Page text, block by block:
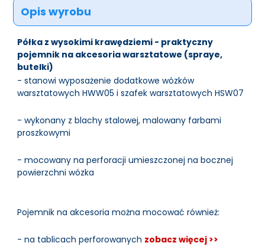
Opis wyrobu
Półka z wysokimi krawędziemi - praktyczny
pojemnik na akcesoria warsztatowe (spraye,
butelki)
- stanowi wyposażenie dodatkowe wózków
warsztatowych HWW05 i szafek warsztatowych HSW07
- wykonany z blachy stalowej, malowany farbami
proszkowymi
- mocowany na perforacji umieszczonej na bocznej
powierzchni wózka
Pojemnik na akcesoria można mocować również:
- na tablicach perforowanych zobacz więcej >>